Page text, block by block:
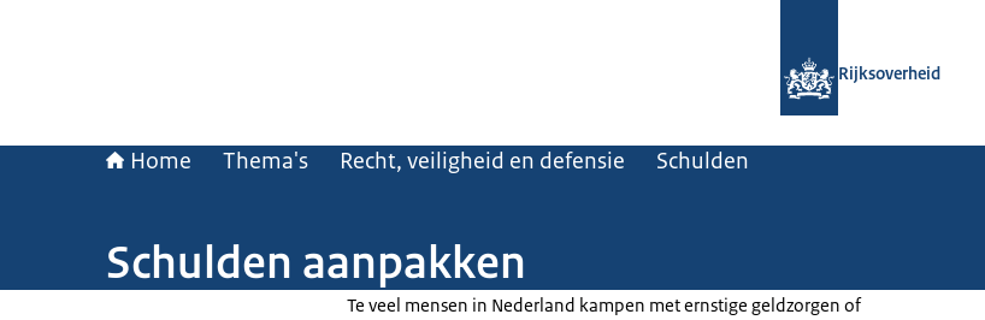
Rijksoverheid
Home Thema's Recht, veiligheid en defensie Schulden
Schulden aanpakken
Te veel mensen in Nederland kampen met ernstige geldzorgen of